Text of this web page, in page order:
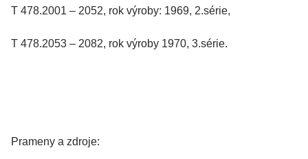
T 478.2001 – 2052, rok výroby: 1969, 2.série,
T 478.2053 – 2082, rok výroby 1970, 3.série.
Prameny a zdroje: